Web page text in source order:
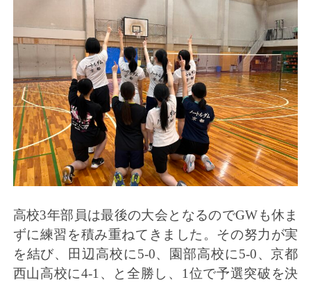
高校3年部員は最後の大会となるのでGWも休ま
ずに練習を積み重ねてきました。その努力が実
を結び、田辺高校に5-0、園部高校に5-0、京都
西山高校に4-1、と全勝し、1位で予選突破を決